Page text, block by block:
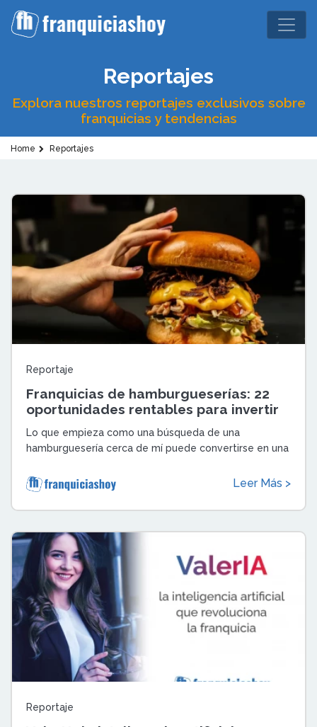
Reportajes
Explora nuestros reportajes exclusivos sobre
franquicias y tendencias
Home Reportajes
Reportaje
Franquicias de hamburgueserías: 22
oportunidades rentables para invertir
en restauración
Lo que empieza como una búsqueda de una
hamburguesería cerca de mí puede convertirse en una
Leer Más >
Reportaje